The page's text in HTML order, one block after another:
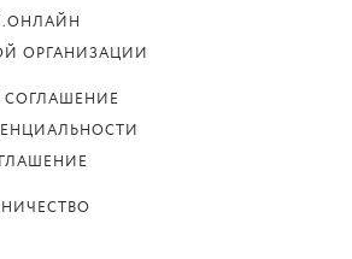
ОРГАНИЗАЦИИ
СОГЛАШЕНИЕ